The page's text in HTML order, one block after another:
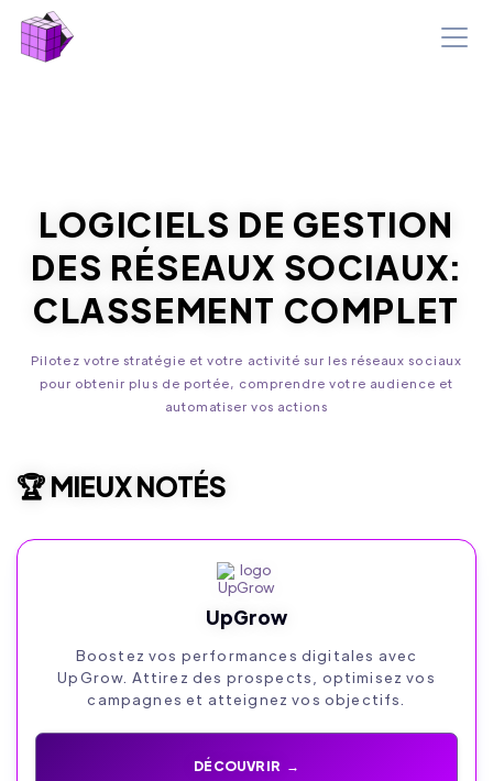
LOGICIELS DE GESTION
DES RÉSEAUX SOCIAUX:
CLASSEMENT COMPLET
Pilotez votre stratégie et votre activité sur les réseaux sociaux
pour obtenir plus de portée, comprendre votre audience et
automatiser vos actions
🏆 MIEUX NOTÉS
UpGrow
Boostez vos performances digitales avec
UpGrow. Attirez des prospects, optimisez vos
campagnes et atteignez vos objectifs.
DÉCOUVRIR →